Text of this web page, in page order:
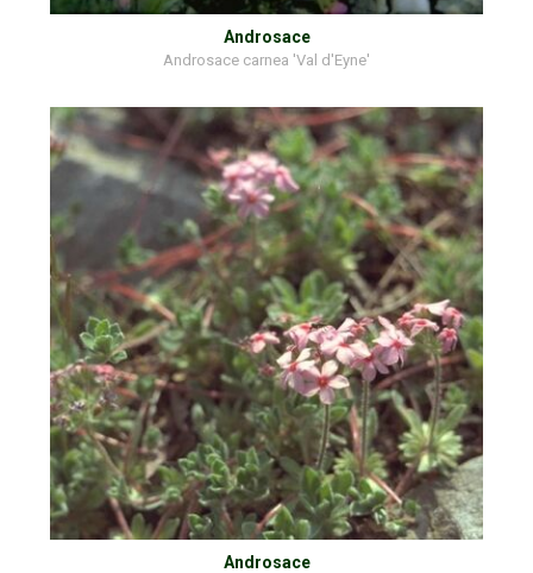
Androsace
Androsace carnea 'Val d'Eyne'
Androsace